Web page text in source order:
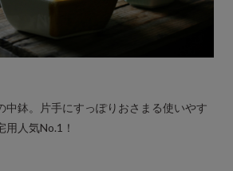
中鉢。片手にすっぽりおさまる使いやす
人気No.1！